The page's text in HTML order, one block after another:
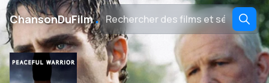
ChansonDuFilm․